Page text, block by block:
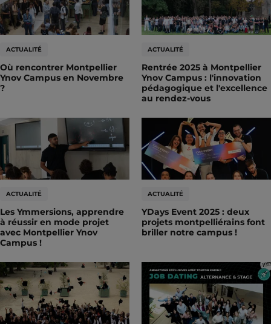
ACTUALITÉ
Où rencontrer Montpellier
Ynov Campus en Novembre
?
ACTUALITÉ
Rentrée 2025 à Montpellier
Ynov Campus : l'innovation
pédagogique et l'excellence
au rendez-vous
ACTUALITÉ
Les Ymmersions, apprendre
à réussir en mode projet
avec Montpellier Ynov
Campus !
ACTUALITÉ
YDays Event 2025 : deux
projets montpelliérains font
briller notre campus !